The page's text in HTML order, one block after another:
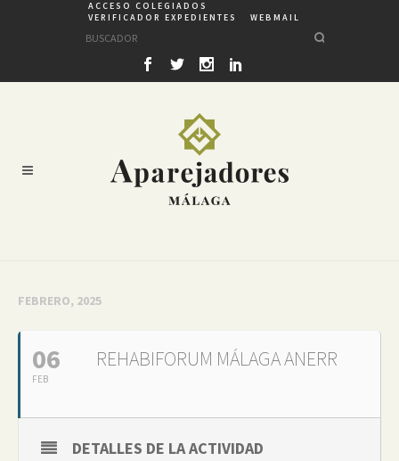
ACCESO COLEGIADOS
VERIFICADOR EXPEDIENTES
WEBMAIL
FEBRERO, 2025
06
FEB
REHABIFORUM MÁLAGA ANERR
DETALLES DE LA ACTIVIDAD